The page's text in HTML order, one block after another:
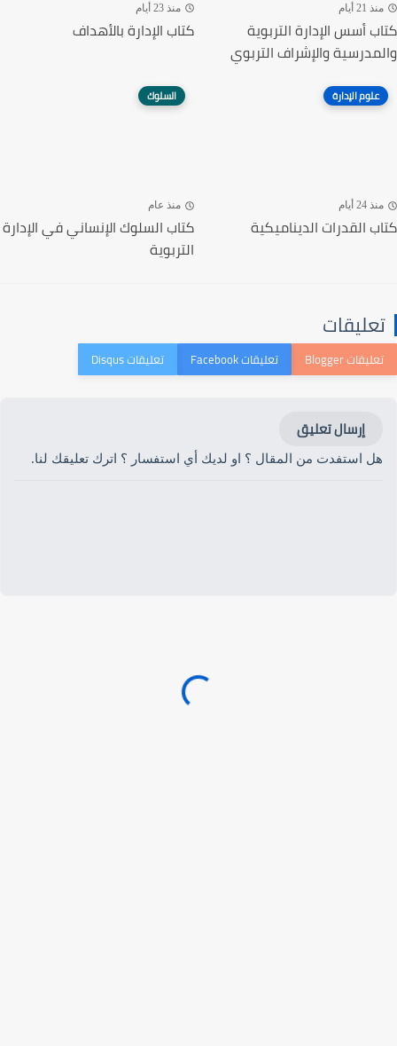
منذ 21 أيام
كتاب أسس الإدارة التربوية
والمدرسية والإشراف التربوي
منذ 23 أيام
كتاب الإدارة بالأهداف
علوم الإدارة
منذ 24 أيام
كتاب القدرات الديناميكية
السلوك
منذ عام
كتاب السلوك الإنساني في الإدارة
التربوية
تعليقات
إرسال تعليق
هل استفدت من المقال ؟ او لديك أي استفسار ؟ اترك تعليقك لنا.